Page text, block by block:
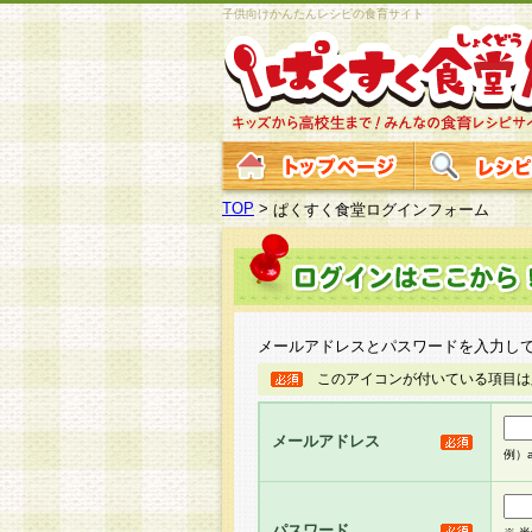
子供向けかんたんレシピの食育サイト
TOP >ぱくすく食堂ログインフォーム
メールアドレスとパスワードを入力し
このアイコンが付いている項目
メールアドレス
例）